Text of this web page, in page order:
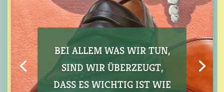
BEI ALLEM WAS WIR TUN,
SIND WIR ÜBERZEUGT,
DASS ES WICHTIG IST WIE